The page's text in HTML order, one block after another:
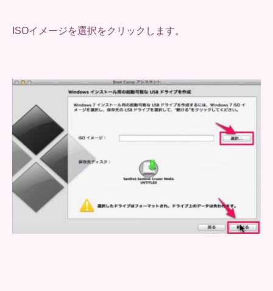
ISOイメージを選択をクリックします。